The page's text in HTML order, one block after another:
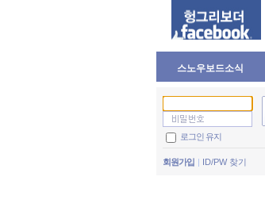
스노우보드소식
로그인 유지
회원가입 ID/PW 찾기